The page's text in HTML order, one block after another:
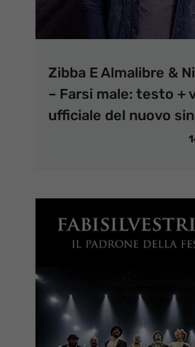
Zibba E Almalibre &
– Farsi male: testo +
ufficiale del nuovo